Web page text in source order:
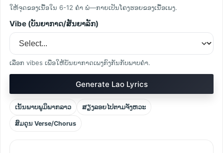
ໃຫ້ຈຸດຂອງເນື້ອໃນ 6-12 ຄຳ ພໍ—ກາຍເປັນໂຄງຮອຍຂອງເນື້ອເພງ.
Vibe (ບັນຍາກາດ/ສັນຍາລັກ)
ເລືອກ vibes ເພື່ອໃຫ້ບັນຍາກາດເພງກົງກັນກັບພາບຄຳ.
Generate Lao Lyrics
ເນັ້ນພາບພູມິພາກລາວ ສຽງລອຍໄປຕາມຈັງຫວະ
ສົມດຸນ Verse/Chorus